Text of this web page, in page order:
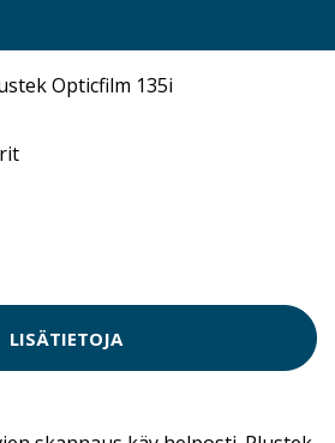
LISÄTIETOJA